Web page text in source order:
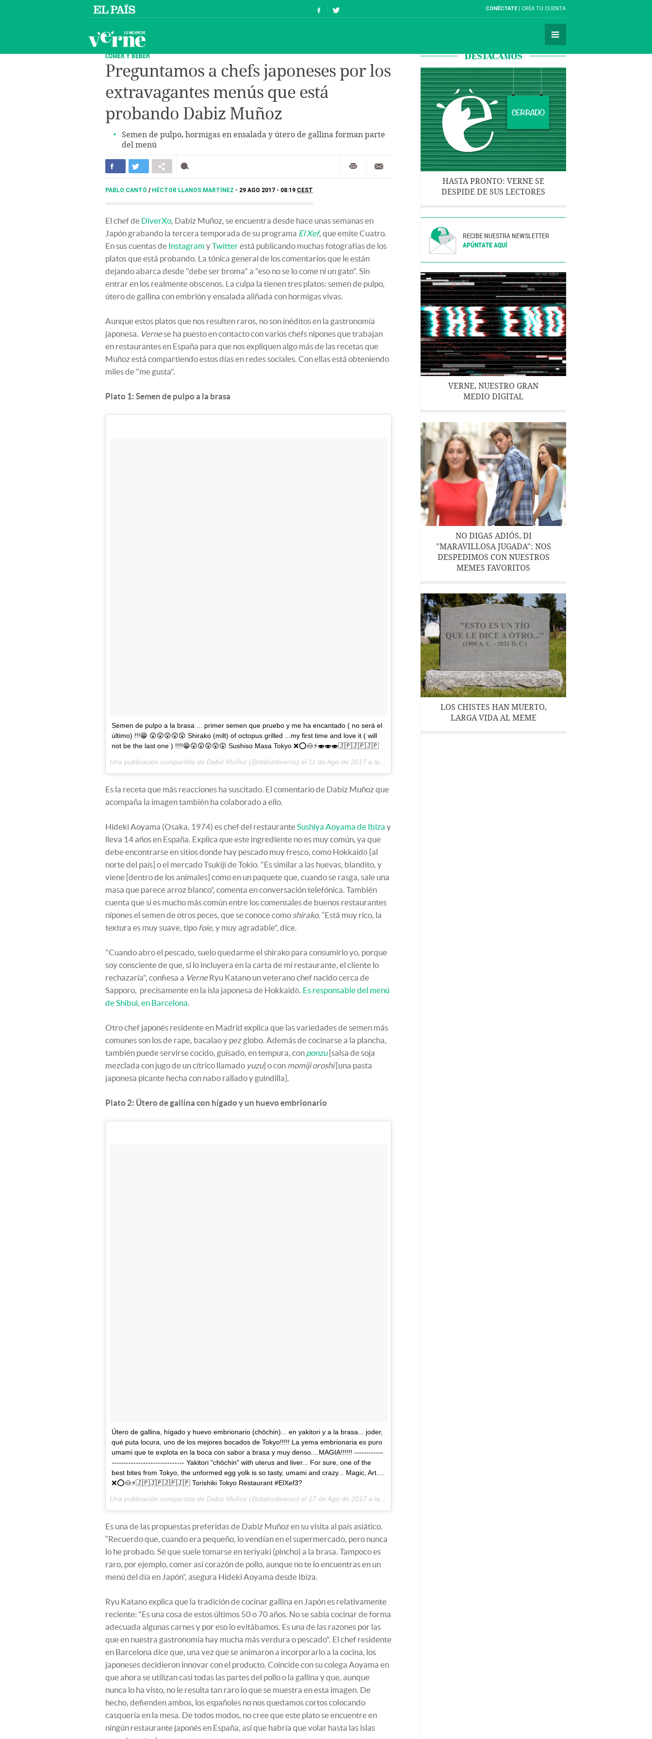
CONÉCTATE CREA TU CUENTA
COMER Y BEBER
Preguntamos a chefs japoneses por los
extravagantes menús que está
probando Dabiz Muñoz
Semen de pulpo, hormigas en ensalada y útero de gallina forman parte
del menú
PABLO CANTÓ / HÉCTOR LLANOS MARTÍNEZ 29 AGO 2017 - 08:19 CEST
El chef de DiverXo, Dabiz Muñoz, se encuentra desde hace unas semanas en
Japón grabando la tercera temporada de su programa El Xef, que emite Cuatro.
En sus cuentas de Instagram yTwitterestá publicando muchas fotografías de los
platos que está probando. La tónica general de los comentarios que le están
dejando abarca desde "debe ser broma" a "eso no se lo come ni un gato". Sin
entrar en los realmente obscenos. La culpa la tienen tres platos: semen de pulpo,
útero de gallina con embrión y ensalada aliñada con hormigas vivas.
Aunque estos platos que nos resulten raros, no son inéditos en la gastronomía
japonesa. Vernese ha puesto en contacto con varios chefs nipones que trabajan
en restaurantes en España para que nos expliquen algo más de las recetas que
Muñoz está compartiendo estos días en redes sociales. Con ellas está obteniendo
miles de "me gusta".
Plato 1: Semen de pulpo a la brasa
Semen de pulpo a la brasa ... primer semen que pruebo y me ha encantado ( no será el
último) !!!😁 😲😲😲😲😲 Shirako (milt) of octopus grilled ...my first time and love it ( will
not be the last one ) !!!!😁😲😲😲😲😲 Sushiso Masa Tokyo ❌⭕️🐽⚡️🍣🍣🍣🇯🇵🇯🇵🇯🇵
Una publicación compartida de Dabiz Muñoz (@dabizdiverxo) el 11 de Ago de 2017 a la(s) 6:57 PDT
Es la receta que más reacciones ha suscitado. El comentario de Dabiz Muñoz que
acompaña la imagen también ha colaborado a ello.
Hideki Aoyama (Osaka, 1974) es chef del restauranteSushiya Aoyama de Ibiza y
lleva 14 años en España. Explica que este ingrediente no es muy común, ya que
debe encontrarse en sitios donde hay pescado muy fresco, como Hokkaidō [al
norte del país] o el mercado Tsukiji de Tokio. "Es similar a las huevas, blandito, y
viene [dentro de los animales] como en un paquete que, cuando se rasga, sale una
masa que parece arroz blanco”, comenta en conversación telefónica. También
cuenta que sí es mucho más común entre los comensales de buenos restaurantes
nipones el semen de otros peces, que se conoce como shirako. “Está muy rico, la
textura es muy suave, tipo foie, y muy agradable”, dice.
"Cuando abro el pescado, suelo quedarme el shirako para consumirlo yo, porque
soy consciente de que, si lo incluyera en la carta de mi restaurante, el cliente lo
rechazaría", confiesa a VerneRyu Katano un veterano chef nacido cerca de
Sapporo, precisamente en la isla japonesa de Hokkaidō. Es responsable del menú
de Shibui, en Barcelona.
Otro chef japonés residente en Madrid explica que las variedades de semen más
comunes son los de rape, bacalao y pez globo. Además de cocinarse a la plancha,
también puede servirse cocido, guisado, en tempura, con ponzu[salsa de soja
mezclada con jugo de un cítrico llamado yuzu] o con momiji oroshi[una pasta
japonesa picante hecha con nabo rallado y guindilla].
Plato 2: Útero de gallina con hígado y un huevo embrionario
Útero de gallina, hígado y huevo embrionario (chōchin)... en yakitori y a la brasa... joder,
qué puta locura, uno de los mejores bocados de Tokyo!!!!! La yema embrionaria es puro
umami que te explota en la boca con sabor a brasa y muy denso....MAGIA!!!!!! ------------
------------------------------ Yakitori "chōchin" with uterus and liver... For sure, one of the
best bites from Tokyo, the unformed egg yolk is so tasty, umami and crazy... Magic, Art....
❌⭕️🐽⚡️🇯🇵🇯🇵🇯🇵🇯🇵 Torishiki Tokyo Restaurant #ElXef3?
Una publicación compartida de Dabiz Muñoz (@dabizdiverxo) el 17 de Ago de 2017 a la(s) 4:26 PDT
Es una de las propuestas preferidas de Dabiz Muñoz en su visita al país asiático.
“Recuerdo que, cuando era pequeño, lo vendían en el supermercado, pero nunca
lo he probado. Sé que suele tomarse en teriyaki (pincho) a la brasa. Tampoco es
raro, por ejemplo, comer así corazón de pollo, aunque no te lo encuentras en un
menú del día en Japón”, asegura Hideki Aoyama desde Ibiza.
Ryu Katano explica que la tradición de cocinar gallina en Japón es relativamente
reciente: "Es una cosa de estos últimos 50 o 70 años. No se sabía cocinar de forma
adecuada algunas carnes y por eso lo evitábamos. Es una de las razones por las
que en nuestra gastronomía hay mucha más verdura o pescado". El chef residente
en Barcelona dice que, una vez que se animaron a incorporarlo a la cocina, los
japoneses decidieron innovar con el producto. Coincide con su colega Aoyama en
que ahora se utilizan casi todas las partes del pollo o la gallina y que, aunque
nunca lo ha visto, no le resulta tan raro lo que se muestra en esta imagen. De
hecho, defienden ambos, los españoles no nos quedamos cortos colocando
casquería en la mesa. De todos modos, no cree que este plato se encuentre en
ningún restaurante japonés en España, así que habría que volar hasta las islas
DESTACAMOS
HASTA PRONTO: VERNE SE
DESPIDE DE SUS LECTORES
RECIBE NUESTRA NEWSLETTER
APÚNTATE AQUÍ
VERNE, NUESTRO GRAN
MEDIO DIGITAL
NO DIGAS ADIÓS, DI
"MARAVILLOSA JUGADA": NOS
DESPEDIMOS CON NUESTROS
MEMES FAVORITOS
LOS CHISTES HAN MUERTO,
LARGA VIDA AL MEME